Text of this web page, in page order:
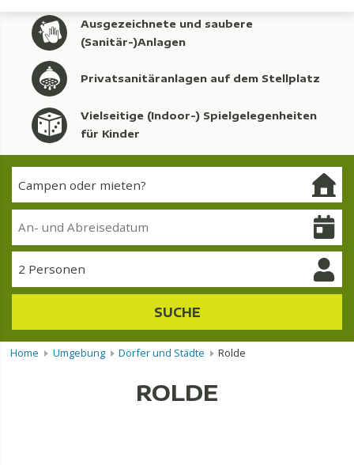
Ausgezeichnete und saubere
(Sanitär-)Anlagen
Privatsanitäranlagen auf dem Stellplatz
Vielseitige (Indoor-) Spielgelegenheiten
für Kinder
2 Personen
SUCHE
Home Umgebung Dörfer und Städte Rolde
ROLDE